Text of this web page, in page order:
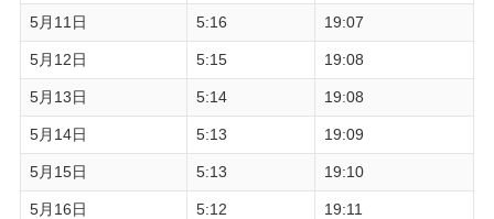
5月11日 5:16 19:07
5月12日 5:15 19:08
5月13日 5:14 19:08
5月14日 5:13 19:09
5月15日 5:13 19:10
5月16日 5:12 19:11